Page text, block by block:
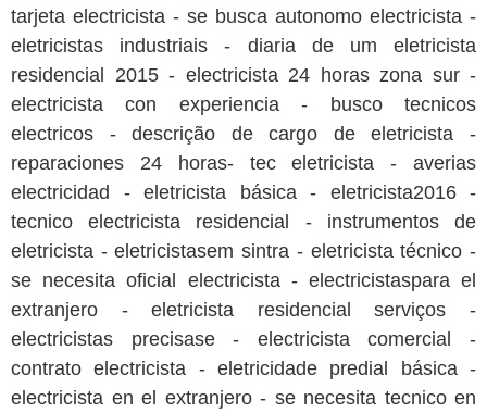
tarjeta electricista - se busca autonomo electricista -
eletricistas industriais - diaria de um eletricista
residencial 2015 - electricista 24 horas zona sur -
electricista con experiencia - busco tecnicos
electricos - descrição de cargo de eletricista -
reparaciones 24 horas- tec eletricista - averias
electricidad - eletricista básica - eletricista2016 -
tecnico electricista residencial - instrumentos de
eletricista - eletricistasem sintra - eletricista técnico -
se necesita oficial electricista - electricistaspara el
extranjero - eletricista residencial serviços -
electricistas precisase - electricista comercial -
contrato electricista - eletricidade predial básica -
electricista en el extranjero - se necesita tecnico en